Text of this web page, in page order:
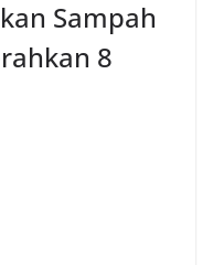
Sampah
8